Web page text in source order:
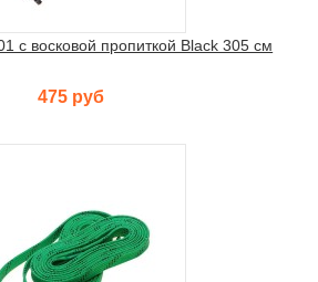
с восковой пропиткой Black 305 см
475 руб